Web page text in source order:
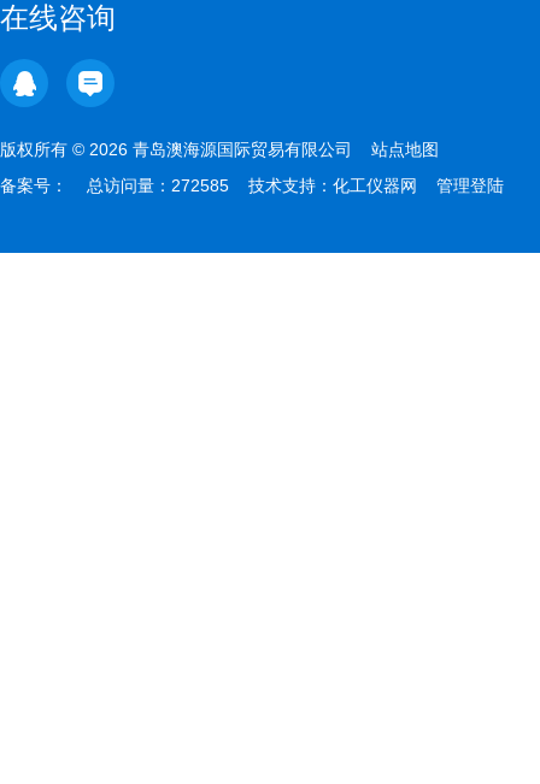
在线咨询
版权所有 © 2026 青岛澳海源国际贸易有限公司 站点地图
备案号：
总访问量：272585 技术支持： 化工仪器网 管理登陆